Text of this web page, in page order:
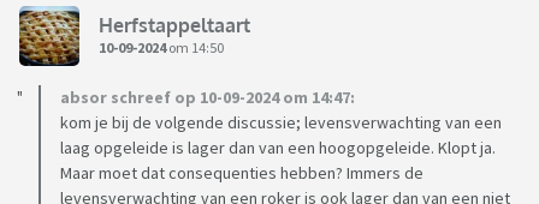
Herfstappeltaart
10-09-2024om 14:50
absor schreef op 10-09-2024 om 14:47:
kom je bij de volgende discussie; levensverwachting van een
laag opgeleide is lager dan van een hoogopgeleide. Klopt ja.
Maar moet dat consequenties hebben? Immers de
levensverwachting van een roker is ook lager dan van een niet